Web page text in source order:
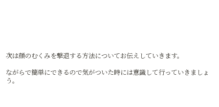
次は顔のむくみを撃退する方法についてお伝えしていきます。
ながらで簡単にできるので気がついた時には意識して行っていきましょ
う。